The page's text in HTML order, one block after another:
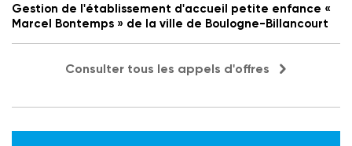
Gestion de l'établissement d'accueil petite enfance «
Marcel Bontemps » de la ville de Boulogne-Billancourt
Consulter tous les appels d'offres